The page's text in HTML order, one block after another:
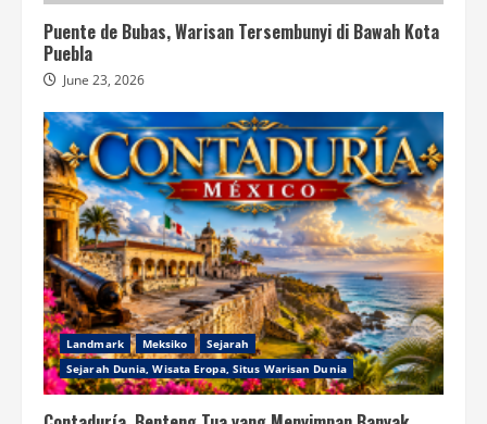
Puente de Bubas, Warisan Tersembunyi di Bawah Kota
Puebla
June 23, 2026
Landmark Meksiko
Sejarah
Sejarah Dunia, Wisata Eropa, Situs Warisan Dunia